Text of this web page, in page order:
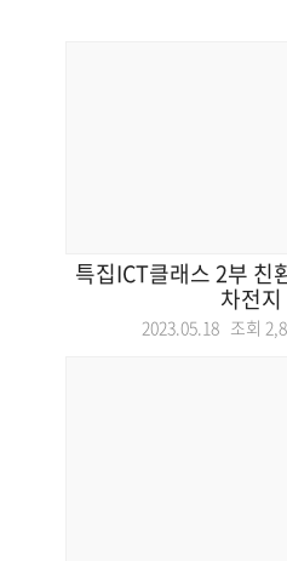
특집ICT클래스 2부 친
차전지
2023.05.18 조회